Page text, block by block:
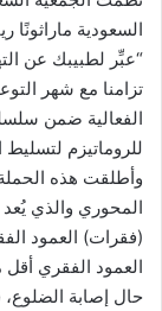
السعودية
“عبِّر لطبيبك عن
تزامنا مع شهر
الفعالية ضمن
للروماتيزم
وأطلقت هذه
المحوري والذي
(فقرات) العمود
العمود الفقري
حال إصابة